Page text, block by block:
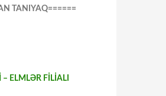
TANIYAQ======
– ELMLƏR FİLİALI